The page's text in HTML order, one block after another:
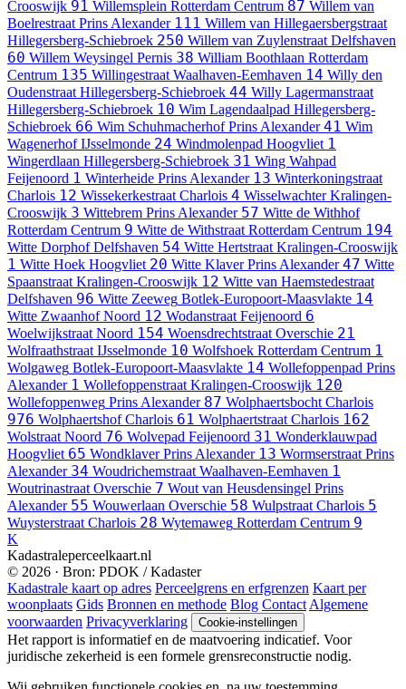
Crooswijk 91 Willemsplein Rotterdam Centrum 87 Willem van
Boelrestraat Prins Alexander 111 Willem van Hillegaersbergstraat
Hillegersberg-Schiebroek 250 Willem van Zuylenstraat Delfshaven
60 Willem Weysingel Pernis 38 William Boothlaan Rotterdam
Centrum 135 Willingestraat Waalhaven-Eemhaven 14 Willy den
Oudenstraat Hillegersberg-Schiebroek 44 Willy Lagermanstraat
Hillegersberg-Schiebroek 10 Wim Lagendaalpad Hillegersberg-
Schiebroek 66 Wim Schuhmacherhof Prins Alexander 41 Wim
Wagenerhof IJsselmonde 24 Windmolenpad Hoogvliet 1
Wingerdlaan Hillegersberg-Schiebroek 31 Wing Wahpad
Feijenoord 1 Winterheide Prins Alexander 13 Winterkoningstraat
Charlois 12 Wissekerkestraat Charlois 4 Wisselwachter Kralingen-
Crooswijk 3 Wittebrem Prins Alexander 57 Witte de Withhof
Rotterdam Centrum 9 Witte de Withstraat Rotterdam Centrum 194
Witte Dorphof Delfshaven 54 Witte Hertstraat Kralingen-Crooswijk
1 Witte Hoek Hoogvliet 20 Witte Klaver Prins Alexander 47 Witte
Spaanstraat Kralingen-Crooswijk 12 Witte van Haemstedestraat
Delfshaven 96 Witte Zeeweg Botlek-Europoort-Maasvlakte 14
Witte Zwaanhof Noord 12 Wodanstraat Feijenoord 6
Woelwijkstraat Noord 154 Woensdrechtstraat Overschie 21
Wolfraathstraat IJsselmonde 10 Wolfshoek Rotterdam Centrum 1
Wolgaweg Botlek-Europoort-Maasvlakte 14 Wollefoppenpad Prins
Alexander 1 Wollefoppenstraat Kralingen-Crooswijk 120
Wollefoppenweg Prins Alexander 87 Wolphaertsbocht Charlois
976 Wolphaertshof Charlois 61 Wolphaertstraat Charlois 162
Wolstraat Noord 76 Wolvepad Feijenoord 31 Wonderklauwpad
Hoogvliet 65 Wondklaver Prins Alexander 13 Wormserstraat Prins
Alexander 34 Woudrichemstraat Waalhaven-Eemhaven 1
Woutrinastraat Overschie 7 Wout van Heusdensingel Prins
Alexander 55 Wouwerlaan Overschie 58 Wulpstraat Charlois 5
Wuysterstraat Charlois 28 Wytemaweg Rotterdam Centrum 9
K
Kadastraleperceelkaart.nl
© 2026 · Bron: PDOK / Kadaster
Kadastrale kaart op adres Perceelgrens en erfgrenzen Kaart per
woonplaats Gids Bronnen en methode Blog ContactAlgemene
voorwaarden Privacyverklaring Cookie-instellingen
Het rapport is informatief en de maatvoering indicatief. Voor
juridische zekerheid is een formele grensreconstructie nodig.